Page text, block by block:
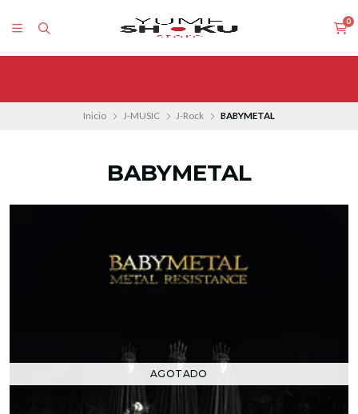
0
Inicio J-MUSIC J-Rock BABYMETAL
BABYMETAL
AGOTADO